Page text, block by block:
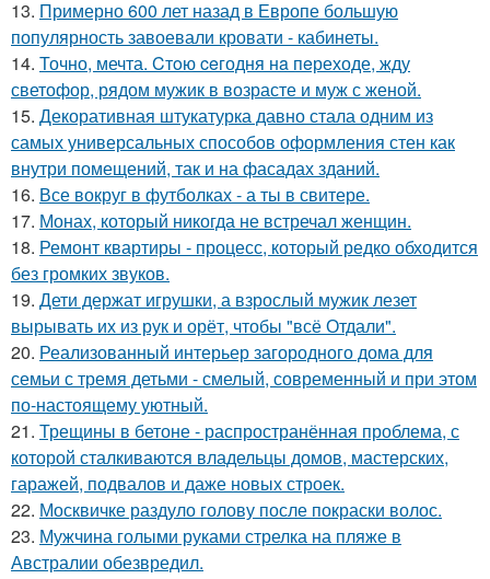
13. Примерно 600 лет назад в Европе большую
популярность завоевали кровати - кабинеты.
14. Точно, мечта. Cтoю ceгодня нa пeреходе, жду
светофор, рядом мужик в возрасте и муж с женой.
15. Декоративная штукатурка давно стала одним из
самых универсальных способов оформления стен как
внутри помещений, так и на фасадах зданий.
16. Все вокруг в футболках - а ты в свитере.
17. Монах, который никогда не встречал женщин.
18. Ремонт квартиры - процесс, который редко обходится
без громких звуков.
19. Дети держат игрушки, а взрослый мужик лезет
вырывать их из рук и орёт, чтобы "всё Отдали".
20. Реализованный интерьер загородного дома для
семьи с тремя детьми - смелый, современный и при этом
по-настоящему уютный.
21. Трещины в бетоне - распространённая проблема, с
которой сталкиваются владельцы домов, мастерских,
гаражей, подвалов и даже новых строек.
22. Москвичке раздуло голову после покраски волос.
23. Мужчина голыми руками стрелка на пляже в
Австралии обезвредил.